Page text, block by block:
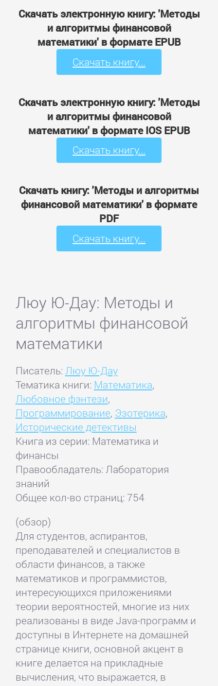
Скачать электронную книгу: 'Методы
и алгоритмы финансовой
математики' в формате EPUB
Скачать книгу...
Скачать электронную книгу: 'Методы
и алгоритмы финансовой
математики' в формате IOS EPUB
Скачать книгу...
Скачать книгу: 'Методы и алгоритмы
финансовой математики' в формате
PDF
Скачать книгу...
Люу Ю-Дау: Методы и
алгоритмы финансовой
математики
Писатель: Люу Ю-Дау
Тематика книги: Математика,
Любовное фэнтези,
Программирование, Эзотерика,
Исторические детективы
Книга из серии: Математика и
финансы
Правообладатель: Лаборатория
знаний
Общее кол-во страниц: 754
(обзор)
Для студентов, аспирантов,
преподавателей и специалистов в
области финансов, а также
математиков и программистов,
интересующихся приложениями
теории вероятностей, многие из них
реализованы в виде Java-программ и
доступны в Интернете на домашней
странице книги, основной акцент в
книге делается на прикладные
вычисления, что выражается, в